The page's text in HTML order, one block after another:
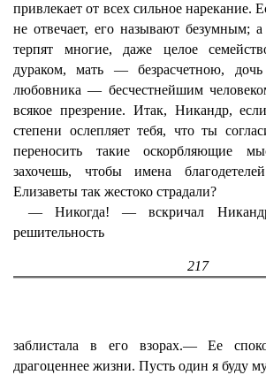
привлекает от всех сильное нарекание.
не отвечает, его называют безумным; а
терпят многие, даже целое
дураком, мать — безрасчетною,
любовника — бесчестнейшим
всякое презрение. Итак, Никандр,
степени ослепляет тебя, что ты
переносить такие оскорбляющие
захочешь, чтобы имена
Елизаветы так жестоко страдали?
— Никогда! — вскричал
решительность
217
заблистала в его взорах.— Ее
драгоценнее жизни. Пусть один я буду